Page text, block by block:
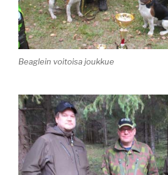
Beaglein voitoisa joukkue